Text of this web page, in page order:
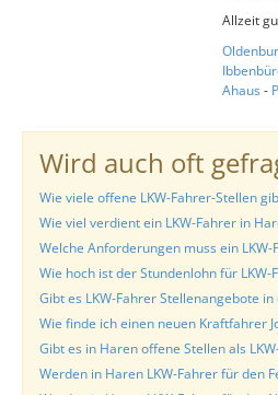
Allzeit
Ahaus-
Wird auch oft
Wie viele offene LKW-Fahrer-Stellen
Wie viel verdient ein LKW-Fahrer in
Welche Anforderungen muss ein
Wie hoch ist der Stundenlohn für LKW-
Gibt es LKW-Fahrer Stellenangebote
Wie finde ich einen neuen Kraftfahrer
Gibt es in Haren offene Stellen als
Werden in Haren LKW-Fahrer für den